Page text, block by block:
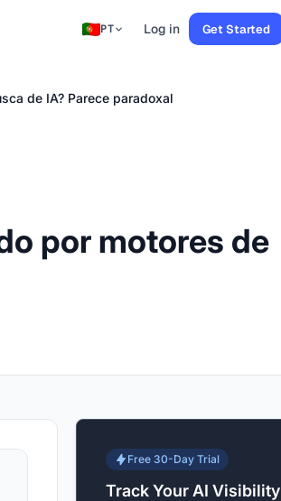
PT Log in Get Started
de IA? Parece paradoxal
por motores de
Free 30-Day Trial
Track Your AI Visibility